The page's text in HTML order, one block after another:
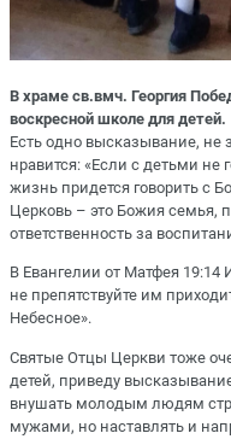
В храме св.вмч. Георгия
воскресной школе для детей.
Есть одно высказывание, не
нравится: «Если с детьми не
жизнь придется говорить с
Церковь – это Божия семья,
ответственность за
В Евангелии от Матфея 19:14
не препятствуйте им
Небесное».
Святые Отцы Церкви тоже
детей, приведу
внушать молодым людям
мужами, но наставлять и